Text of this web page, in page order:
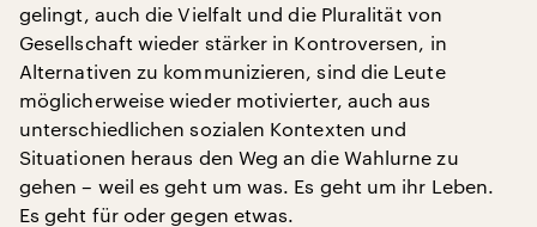
gelingt, auch die Vielfalt und die Pluralität von
Gesellschaft wieder stärker in Kontroversen, in
Alternativen zu kommunizieren, sind die Leute
möglicherweise wieder motivierter, auch aus
unterschiedlichen sozialen Kontexten und
Situationen heraus den Weg an die Wahlurne zu
gehen – weil es geht um was. Es geht um ihr Leben.
Es geht für oder gegen etwas.